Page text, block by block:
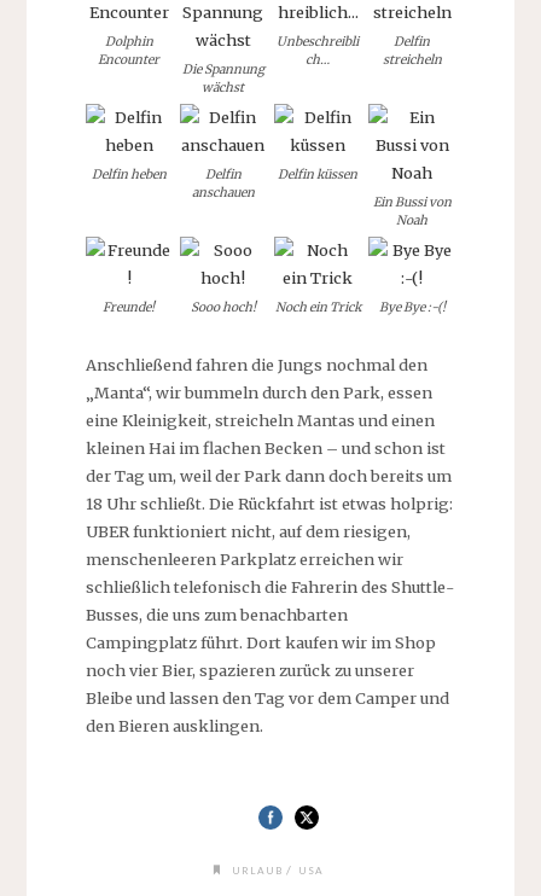
Dolphin
Encounter
Die Spannung
wächst
Unbeschreibli
ch…
Delfin
streicheln
Delfin heben
Delfin
anschauen
Delfin küssen
Ein Bussi von
Noah
Freunde! Sooo hoch! Noch ein Trick Bye Bye :-(!
Anschließend fahren die Jungs nochmal den
„Manta“, wir bummeln durch den Park, essen
eine Kleinigkeit, streicheln Mantas und einen
kleinen Hai im flachen Becken – und schon ist
der Tag um, weil der Park dann doch bereits um
18 Uhr schließt. Die Rückfahrt ist etwas holprig:
UBER funktioniert nicht, auf dem riesigen,
menschenleeren Parkplatz erreichen wir
schließlich telefonisch die Fahrerin des Shuttle-
Busses, die uns zum benachbarten
Campingplatz führt. Dort kaufen wir im Shop
noch vier Bier, spazieren zurück zu unserer
Bleibe und lassen den Tag vor dem Camper und
den Bieren ausklingen.
URLAUB / USA